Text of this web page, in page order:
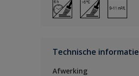
Technische informatie
Afwerking